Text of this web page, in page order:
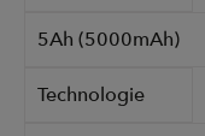
5Ah (5000mAh)
Technologie